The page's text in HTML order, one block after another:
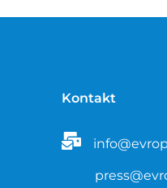
Kontakt